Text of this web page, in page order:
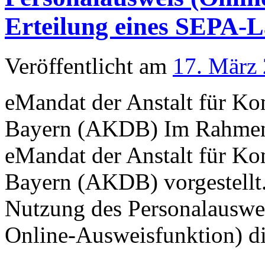
Erteilung eines SEPA-
Veröffentlicht am 17. März
eMandat der Anstalt für
Bayern (AKDB) Im
eMandat der Anstalt für
Bayern (AKDB)
Nutzung des
Online-Ausweisfunktion)